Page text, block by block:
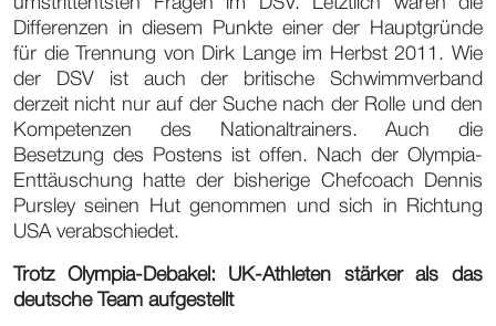
umstrittentsten Fragen im DSV. Letztlich waren die
Differenzen in diesem Punkte einer der Hauptgründe
für die Trennung von Dirk Lange im Herbst 2011. Wie
der DSV ist auch der britische Schwimmverband
derzeit nicht nur auf der Suche nach der Rolle und den
Kompetenzen des Nationaltrainers. Auch die
Besetzung des Postens ist offen. Nach der Olympia-
Enttäuschung hatte der bisherige Chefcoach Dennis
Pursley seinen Hut genommen und sich in Richtung
USA verabschiedet.
Trotz Olympia-Debakel: UK-Athleten stärker als das
deutsche Team aufgestellt